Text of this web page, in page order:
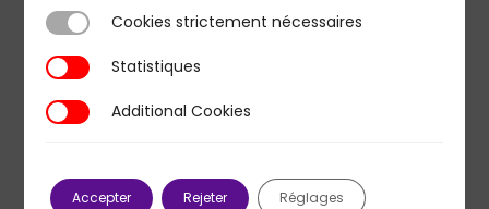
19 novembre 2020
?
Cookies strictement nécessaires
Cookies strictement nécessaires
StatistiquesStatistiques
Additional Cookies
Additional Cookies
Accepter Rejeter Réglages